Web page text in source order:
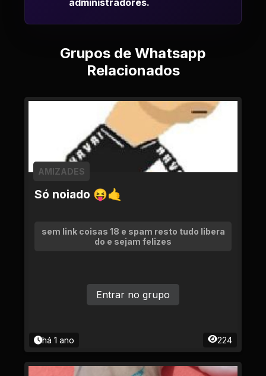
administradores.
Grupos de Whatsapp
Relacionados
Só noiado 😝🤙
AMIZADES
sem link coisas 18 e spam resto tudo libera
do e sejam felizes
há 1 ano 224
Entrar no grupo